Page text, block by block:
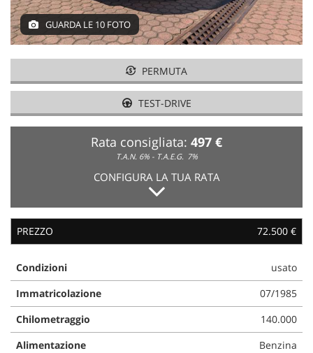
NEWS GUARDA LE 10 FOTO
PERMUTA
TEST-DRIVE
Rata consigliata: 497 €
T.A.N. 6% - T.A.E.G. 7%
CONFIGURA LA TUA RATA
PREZZO 72.500 €
Condizioni
usato
Immatricolazione
07/1985
Chilometraggio
140.000
Alimentazione
Benzina